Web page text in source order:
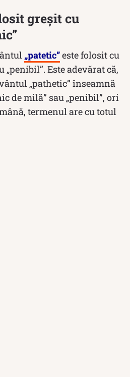
greșit cu
„patetic”este folosit cu
„penibil”. Este adevărat că,
„pathetic” înseamnă
de milă” sau „penibil”, ori
termenul are cu totul